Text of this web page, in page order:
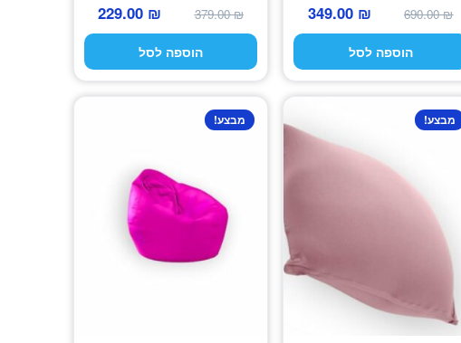
690.00₪
המחיר
המקורי
היה:
349.00 ₪
המחיר
הנוכחי
הוא:
הוספה לסל
379.00₪
המחיר
המקורי
היה:
229.00 ₪
המחיר
הנוכחי
הוא:
הוספה לסל
מבצע! מבצע!